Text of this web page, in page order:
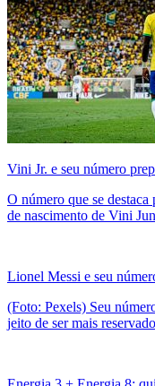
Vini Jr. e seu número
O número que se destaca
de nascimento de Vini
Lionel Messi e seu
(Foto: Pexels) Seu
jeito de ser mais